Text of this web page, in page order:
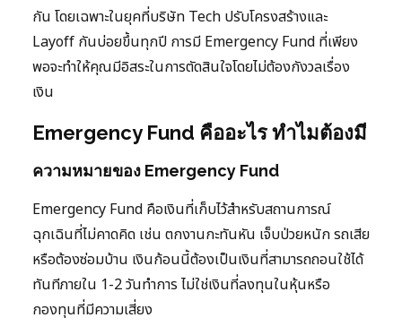
กัน โดยเฉพาะในยุคที่บริษัท Tech ปรับโครงสร้างและ
Layoff กันบ่อยขึ้นทุกปี การมี Emergency Fund ที่เพียง
พอจะทำให้คุณมีอิสระในการตัดสินใจโดยไม่ต้องกังวลเรื่อง
เงิน
Emergency Fund คืออะไร ทำไมต้องมี
ความหมายของ Emergency Fund
Emergency Fund คือเงินที่เก็บไว้สำหรับสถานการณ์
ฉุกเฉินที่ไม่คาดคิด เช่น ตกงานกะทันหัน เจ็บป่วยหนัก รถเสีย
หรือต้องซ่อมบ้าน เงินก้อนนี้ต้องเป็นเงินที่สามารถถอนใช้ได้
ทันทีภายใน 1-2 วันทำการ ไม่ใช่เงินที่ลงทุนในหุ้นหรือ
กองทุนที่มีความเสี่ยง